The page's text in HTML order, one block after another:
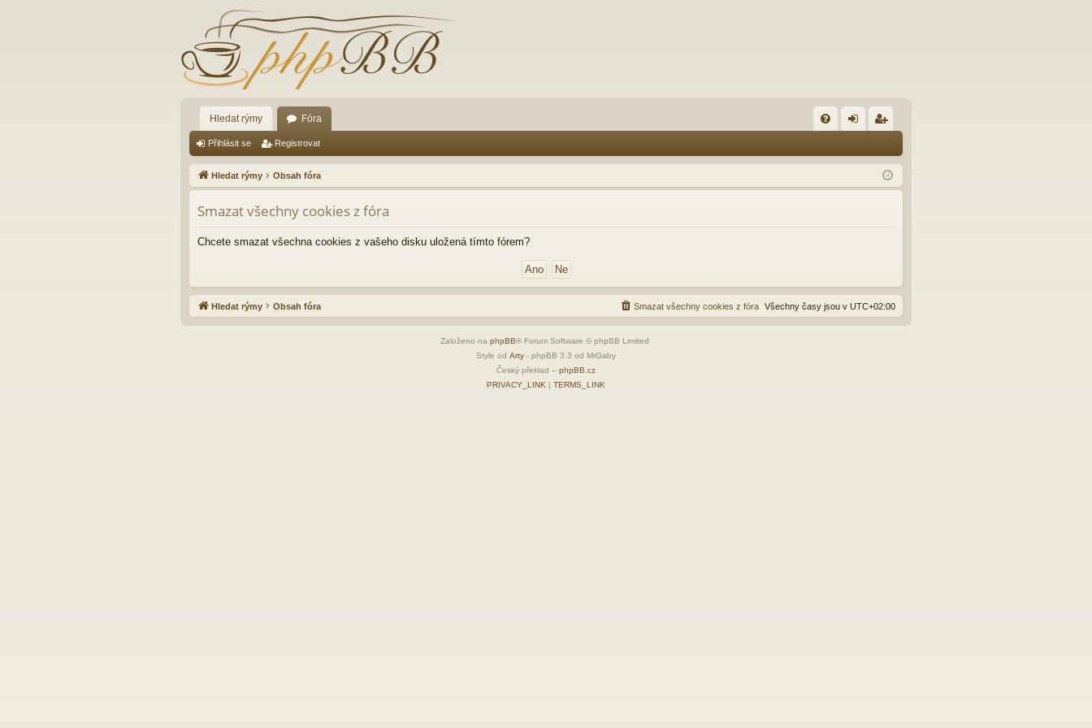
Hledat rýmy Fóra
Q lá
sit
ist
ro
Přihlásit se Registrovat
Hledat rýmy Obsah fóra
Smazat všechny cookies z fóra
Chcete smazat všechna cookies z vašeho disku uložená tímto fórem?
Hledat rýmy Obsah fóra Všechny časy jsou v UTC+02:00
Smazat všechny cookies z fóra
Založeno na phpBB® Forum Software © phpBB Limited
Style od Arty - phpBB 3.3 od MrGaby
Český překlad – phpBB.cz
PRIVACY_LINK | TERMS_LINK